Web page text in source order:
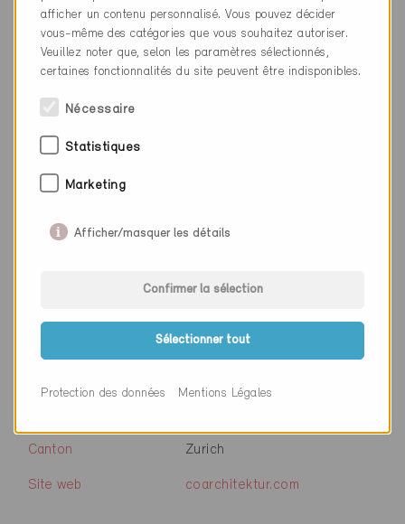
Site web www.bosshardundpartner.ch
Canton Zurich
C/O Architektur AG
Canton Zurich
Site web coarchitektur.com
afficher un contenu personnalisé. Vous pouvez décider
vous-même des catégories que vous souhaitez autoriser.
Veuillez noter que, selon les paramètres sélectionnés,
certaines fonctionnalités du site peuvent être indisponibles.
Nécessaire
Statistiques
Marketing
Afficher/masquer les détails
Confirmer la sélection
Sélectionner tout
Protection des données Mentions Légales